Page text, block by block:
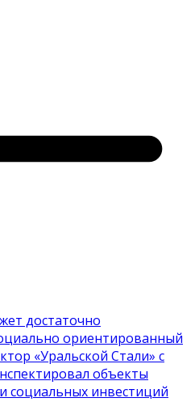
достаточно
ориентированный
«Уральской Стали» с
объекты
социальных инвестиций